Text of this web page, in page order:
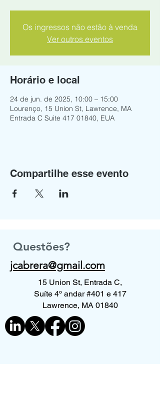
Os ingressos não estão à venda
Ver outros eventos
Horário e local
24 de jun. de 2025, 10:00 – 15:00
Lourenço, 15 Union St, Lawrence, MA
Entrada C Suite 417 01840, EUA
Compartilhe esse evento
Questões?
jcabrera@gmail.com
15 Union St, Entrada C,
Suíte 4º andar #401 e 417
Lawrence, MA 01840